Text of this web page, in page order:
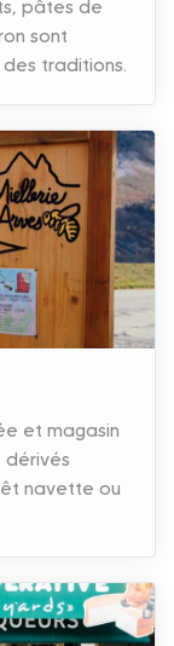
pâtes de
sont
traditions.
et magasin
dérivés
navette ou